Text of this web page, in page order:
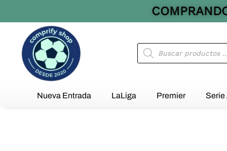
al
contenido
Búsqueda
de
productos
Nueva Entrada LaLiga Premier Serie